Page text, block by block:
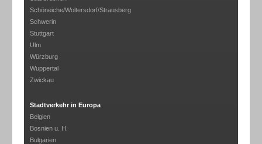
Schöneiche/Woltersdorf/Strausberg
Schwerin
Stuttgart
Ulm
Würzburg
Wuppertal
Zwickau
Stadtverkehr in Europa
Belgien
Bosnien u. H.
Bulgarien